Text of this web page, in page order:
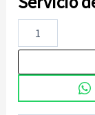
0166-
C261/S